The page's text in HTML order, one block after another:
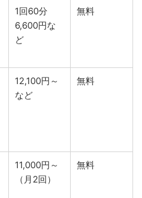
1回60分
6,600円な
ど
無料
12,100円～
など
無料
11,000円～
（月2回）
無料